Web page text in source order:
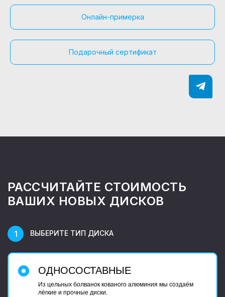
Онлайн-примерка
Подарочный сертификат
РАССЧИТАЙТЕ СТОИМОСТЬ
ВАШИХ НОВЫХ ДИСКОВ
ВЫБЕРИТЕ ТИП ДИСКА
ОДНОСОСТАВНЫЕ
Из цельных болванок кованого алюминия мы создаём
лёгкие и прочные диски.